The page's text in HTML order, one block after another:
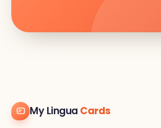
My Lingua Cards